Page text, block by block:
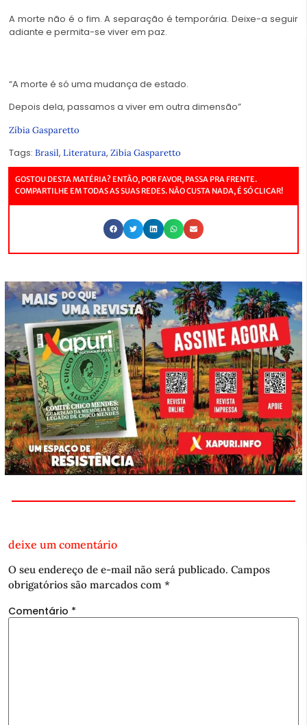
A morte não é o fim. A separação é temporária. Deixe-a seguir
adiante e permita-se viver em paz.
“A morte é só uma mudança de estado.
Depois dela, passamos a viver em outra dimensão”
Zíbia Gasparetto
Tags: Brasil, Literatura, Zibia Gasparetto
GOSTOU DESTA MATÉRIA? ENTÃO, POR FAVOR, PASSA PRA FRENTE.
COMPARTILHE EM TODAS AS SUAS REDES. NÃO CUSTA NADA, É SÓ CLICAR!
deixe um comentário
O seu endereço de e-mail não será publicado. Campos
obrigatórios são marcados com *
Comentário *